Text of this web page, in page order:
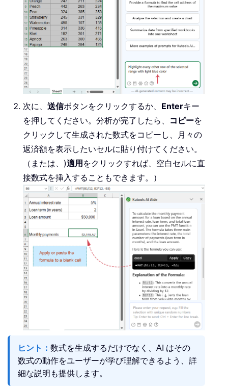
次に、 送信ボタンをクリックするか、 Enterキー
を押してください。分析が完了したら、 コピーを
クリックして生成された数式をコピーし、月々の
返済額を表示したいセルに貼り付けてください。
（または、)適用 をクリックすれば、空白セルに直
接数式を挿入することもできます。）
ヒント： 数式を生成するだけでなく、AI はその
数式の動作をユーザーが学び理解できるよう、詳
細な説明も提供します。